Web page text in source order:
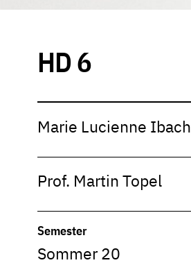
HD 6
Marie Lucienne Ibach
Prof. Martin Topel
Semester
Sommer 20